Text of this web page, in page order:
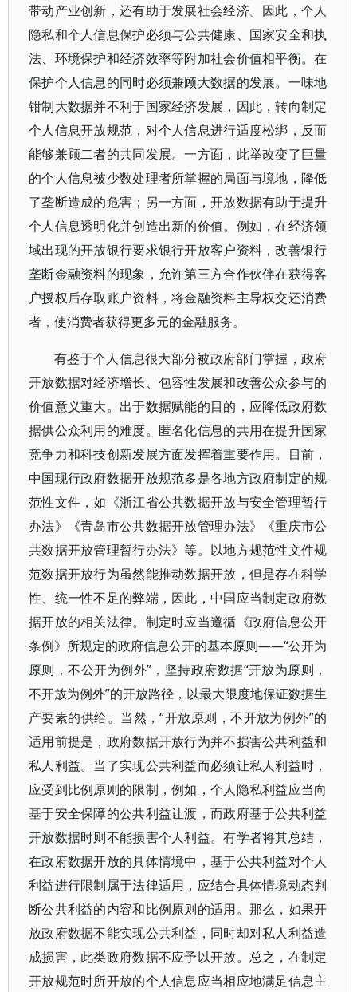
带动产业创新，还有助于发展社会经济。因此，个人
隐私和个人信息保护必须与公共健康、国家安全和执
法、环境保护和经济效率等附加社会价值相平衡。在
保护个人信息的同时必须兼顾大数据的发展。一味地
钳制大数据并不利于国家经济发展，因此，转向制定
个人信息开放规范，对个人信息进行适度松绑，反而
能够兼顾二者的共同发展。一方面，此举改变了巨量
的个人信息被少数处理者所掌握的局面与境地，降低
了垄断造成的危害；另一方面，开放数据有助于提升
个人信息透明化并创造出新的价值。例如，在经济领
域出现的开放银行要求银行开放客户资料，改善银行
垄断金融资料的现象，允许第三方合作伙伴在获得客
户授权后存取账户资料，将金融资料主导权交还消费
者，使消费者获得更多元的金融服务。
有鉴于个人信息很大部分被政府部门掌握，政府
开放数据对经济增长、包容性发展和改善公众参与的
价值意义重大。出于数据赋能的目的，应降低政府数
据供公众利用的难度。匿名化信息的共用在提升国家
竞争力和科技创新发展方面发挥着重要作用。目前，
中国现行政府数据开放规范多是各地方政府制定的规
范性文件，如《浙江省公共数据开放与安全管理暂行
办法》《青岛市公共数据开放管理办法》《重庆市公
共数据开放管理暂行办法》等。以地方规范性文件规
范数据开放行为虽然能推动数据开放，但是存在科学
性、统一性不足的弊端，因此，中国应当制定政府数
据开放的相关法律。制定时应当遵循《政府信息公开
条例》所规定的政府信息公开的基本原则——“公开为
原则，不公开为例外”，坚持政府数据“开放为原则，
不开放为例外”的开放路径，以最大限度地保证数据生
产要素的供给。当然，“开放原则，不开放为例外”的
适用前提是，政府数据开放行为并不损害公共利益和
私人利益。当了实现公共利益而必须让私人利益时，
应受到比例原则的限制，例如，个人隐私利益应当向
基于安全保障的公共利益让渡，而政府基于公共利益
开放数据时则不能损害个人利益。有学者将其总结，
在政府数据开放的具体情境中，基于公共利益对个人
利益进行限制属于法律适用，应结合具体情境动态判
断公共利益的内容和比例原则的适用。那么，如果开
放政府数据不能实现公共利益，同时却对私人利益造
成损害，此类政府数据不应予以开放。总之，在制定
开放规范时所开放的个人信息应当相应地满足信息主